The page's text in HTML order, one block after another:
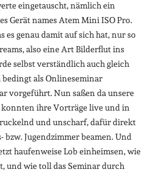
eingetauscht, nämlich ein
Gerät names Atem Mini ISO Pro.
es genau damit auf sich hat, nur so
also eine Art Bilderflut ins
selbst verständlich auch gleich
als Onlineseminar
vorgeführt. Nun saßen da unsere
konnten ihre Vorträge live und in
und unscharf, dafür direkt
Jugendzimmer beamen. Und
haufenweise Lob einheimsen, wie
und wie toll das Seminar durch